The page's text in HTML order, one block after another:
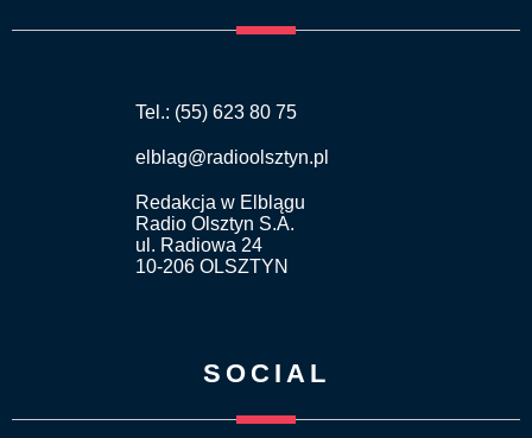
Tel.: (55) 623 80 75
elblag@radioolsztyn.pl
Redakcja w Elblągu
Radio Olsztyn S.A.
ul. Radiowa 24
10-206 OLSZTYN
SOCIAL